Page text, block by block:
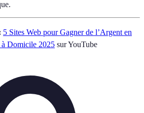
5 Sites Web pour Gagner de l’Argent en
Domicile 2025 sur YouTube